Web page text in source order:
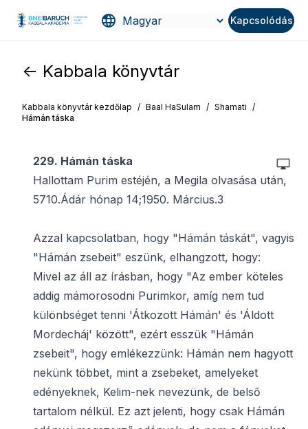
Kapcsolódás
<- Kabbala könyvtár
Kabbala könyvtár kezdőlap / Baal HaSulam / Shamati /
Hámán táska
229. Hámán táska
Hallottam Purim estéjén, a Megila olvasása után,
5710.Ádár hónap 14;1950. Március.3
Azzal kapcsolatban, hogy "Hámán táskát", vagyis
"Hámán zsebeit" eszünk, elhangzott, hogy:
Mivel az áll az írásban, hogy "Az ember köteles
addig mámorosodni Purimkor, amíg nem tud
különbséget tenni 'Átkozott Hámán' és 'Áldott
Mordecháj' között", ezért esszük "Hámán
zsebeit", hogy emlékezzünk: Hámán nem hagyott
nekünk többet, mint a zsebeket, amelyeket
edényeknek, Kelim-nek nevezünk, de belső
tartalom nélkül. Ez azt jelenti, hogy csak Hámán